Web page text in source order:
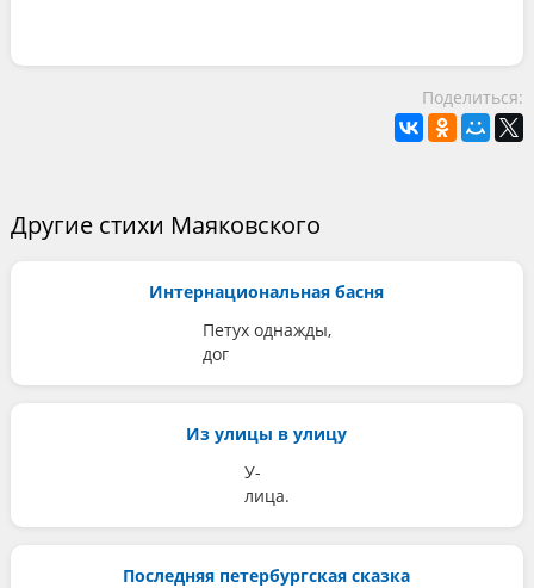
Поделиться:
Другие стихи Маяковского
Интернациональная басня
Петух однажды,
дог
Из улицы в улицу
У-
лица.
Последняя петербургская сказка